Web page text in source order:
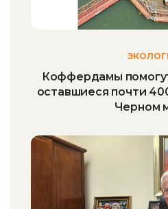
Коффердамы
оставшиеся почти
Черном